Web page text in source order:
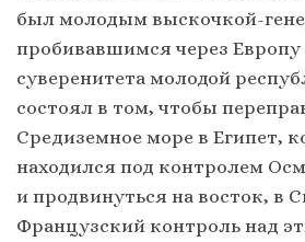
был молодым выскочкой-
пробивавшимся через
суверенитета молодой
состоял в том, чтобы
Средиземное море в Египет,
находился под контролем
и продвинуться на восток, в
Французский контроль над